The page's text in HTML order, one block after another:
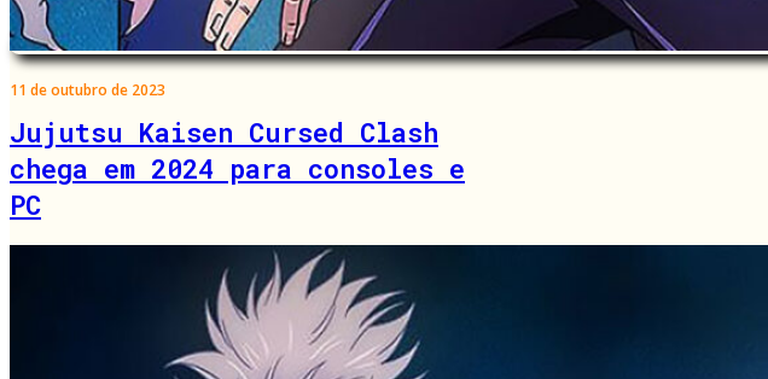
11 de outubro de 2023
Jujutsu Kaisen Cursed Clash
chega em 2024 para consoles e
PC